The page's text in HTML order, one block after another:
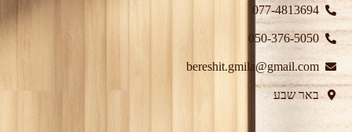
077-4813694
050-376-5050⁩
bereshit.gmila@gmail.com
באר שבע